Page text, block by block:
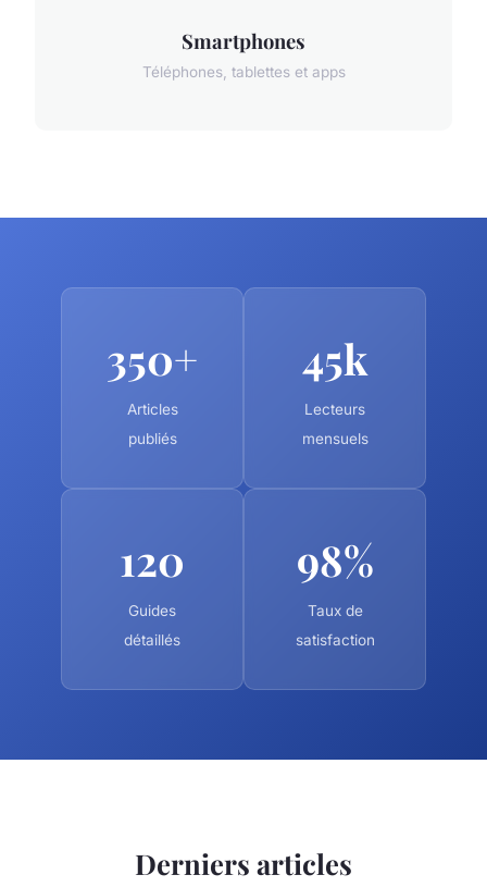
Smartphones
Téléphones, tablettes et apps
350+
Articles
publiés
45k
Lecteurs
mensuels
120
Guides
détaillés
98%
Taux de
satisfaction
Derniers articles